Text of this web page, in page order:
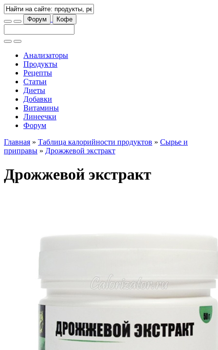
Форум Кофе
Анализаторы
Продукты
Рецепты
Статьи
Диеты
Добавки
Витамины
Линеечки
Форум
Главная » Таблица калорийности продуктов » Сырье и
приправы » Дрожжевой экстракт
Дрожжевой экстракт